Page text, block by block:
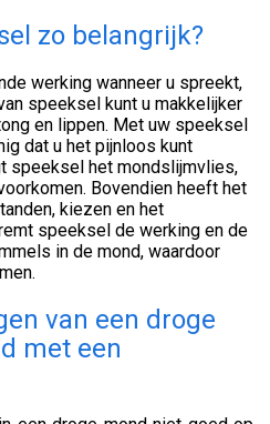
zo belangrijk?
werking wanneer u spreekt,
speeksel kunt u makkelijker
en lippen. Met uw speeksel
dat u het pijnloos kunt
speeksel het mondslijmvlies,
Bovendien heeft het
kiezen en het
speeksel de werking en de
in de mond, waardoor
van een droge
met een